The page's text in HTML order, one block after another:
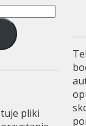
pliki